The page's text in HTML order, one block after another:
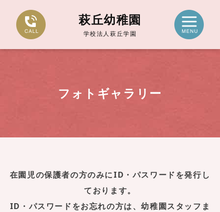
萩丘幼稚園
学校法人萩丘学園
フォトギャラリー
在園児の保護者の方のみにID・パスワードを発行し
ております。
ID・パスワードをお忘れの方は、幼稚園スタッフま